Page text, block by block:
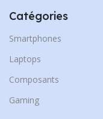
Catégories
Smartphones
Laptops
Composants
Gaming